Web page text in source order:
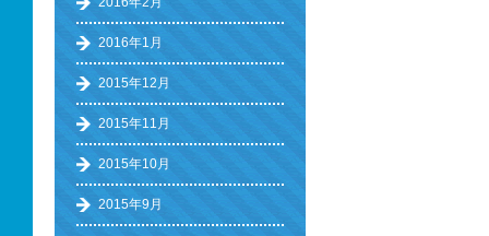
2016年1月
2015年12月
2015年11月
2015年10月
2015年9月